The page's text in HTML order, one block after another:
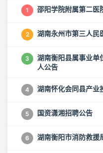
1 邵阳学院附属第二医
2 湖南永州市第三人民
3
湖南衡阳县属事业单
人公告
4 湖南怀化会同县产业
5 国资潇湘招聘公告
6 湖南衡阳市消防救援